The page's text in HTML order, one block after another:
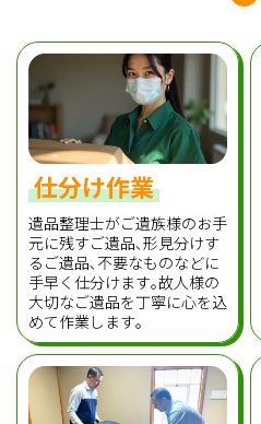
仕分け作業
遺品整理士がご遺族様のお手
元に残すご遺品､形見分けす
るご遺品､不要なものなどに
手早く仕分けます｡故人様の
大切なご遺品を丁寧に心を込
めて作業します｡